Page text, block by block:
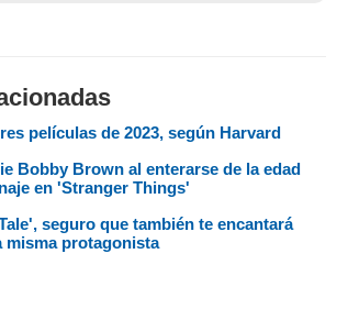
películas de 2023, según Harvard
Bobby Brown al enterarse de la edad
en 'Stranger Things'
seguro que también te encantará
misma protagonista